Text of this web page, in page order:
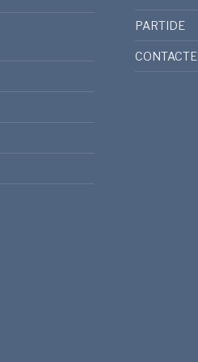
PARTIDE
CONTACTE